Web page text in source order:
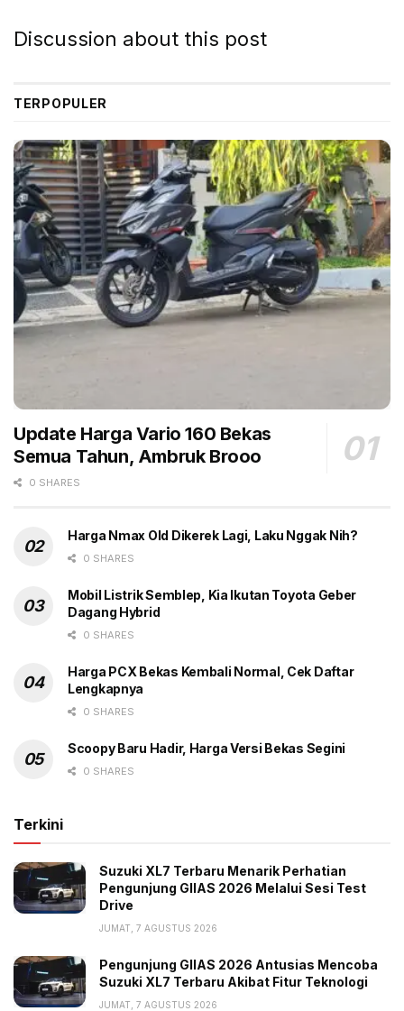
SU7 varian dasar memakai motor listrik V6 dengan
tenaga 220 kw dan torsi 400 nm. Jarak tempuhnya
gila, 668 km dengan baterai 73,6 kWh.
Sementara itu SU7 varian Max memakai dua baerai V6
dengan tenaga dan torsi masing-masing 220 kw/400
Nm dan 275 kw/500 Nm. Lari 0-100 kpj bisa dicapai
mobil ini dalam tempo 2,78 detik.
Sementara itu, jarak 402 meter bisa digapai dalam 11,13
Pengecasan cepat 875 volt hanya butuh 15 menit dan
menghasilkan tambahan daya jelajah 510 km. (gbr)
Mobil Listrik Xiaomi
Spesifikasi SU7
Discussion about this post
TERPOPULER
Update Harga Vario 160 Bekas
Semua Tahun, Ambruk Brooo
0 SHARES
Harga Nmax Old Dikerek Lagi, Laku Nggak Nih?
0 SHARES
Mobil Listrik Semblep, Kia Ikutan Toyota Geber
Dagang Hybrid
0 SHARES
Harga PCX Bekas Kembali Normal, Cek Daftar
Lengkapnya
0 SHARES
Scoopy Baru Hadir, Harga Versi Bekas Segini
0 SHARES
Terkini
Suzuki XL7 Terbaru Menarik Perhatian
Pengunjung GIIAS 2026 Melalui Sesi Test
Drive
JUMAT, 7 AGUSTUS 2026
Pengunjung GIIAS 2026 Antusias Mencoba
Suzuki XL7 Terbaru Akibat Fitur Teknologi
JUMAT, 7 AGUSTUS 2026